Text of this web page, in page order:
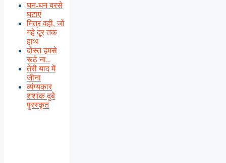
घन-घन बरसे
घटाएं
मित्र वही, जो
गहे दूर तक
हाथ
दोस्त हमसे
रूठे ना..
तेरी याद में
जीना
व्यंग्यकार
शशांक दुबे
पुरस्कृत